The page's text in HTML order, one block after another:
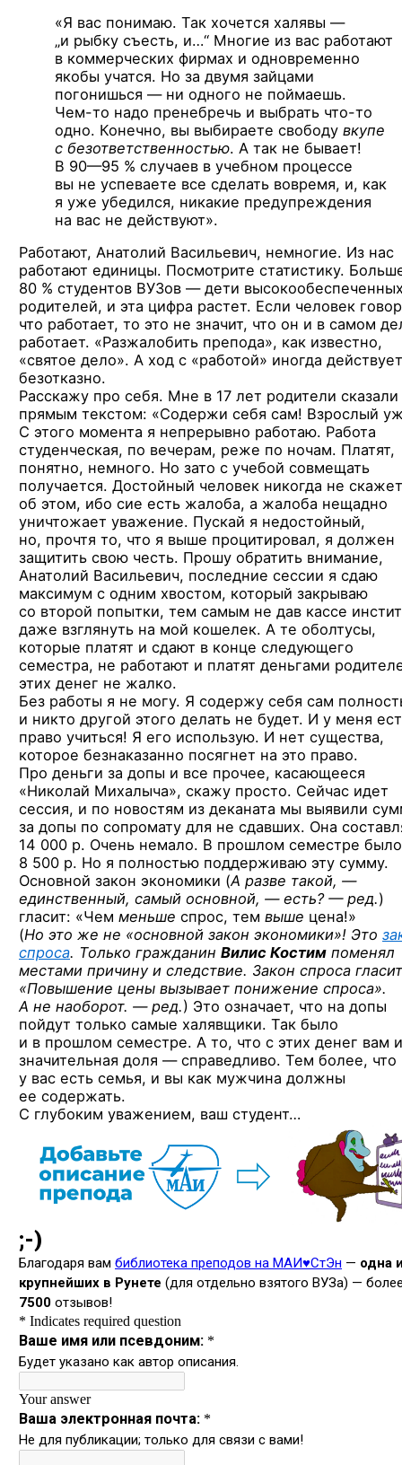
«Я вас понимаю. Так хочется халявы —
„и рыбку съесть, и…“ Многие из вас работают
в коммерческих фирмах и одновременно
якобы учатся. Но за двумя зайцами
погонишься — ни одного не поймаешь.
Чем-то надо пренебречь и выбрать что-то
одно. Конечно, вы выбираете свободу вкупе
с безответственностью. А так не бывает!
В 90—95 % случаев в учебном процессе
вы не успеваете все сделать вовремя, и, как
я уже убедился, никакие предупреждения
на вас не действуют».
Работают, Анатолий Васильевич, немногие. Из нас
работают единицы. Посмотрите статистику.
80 % студентов ВУЗов — дети
родителей, и эта цифра растет. Если человек
что работает, то это не значит, что он и в самом
работает. «Разжалобить препода», как известно,
«святое дело». А ход с «работой» иногда действует
безотказно.
Расскажу про себя. Мне в 17 лет родители сказали
прямым текстом: «Содержи себя сам! Взрослый
С этого момента я непрерывно работаю. Работа
студенческая, по вечерам, реже по ночам. Платят,
понятно, немного. Но зато с учебой совмещать
получается. Достойный человек никогда не скажет
об этом, ибо сие есть жалоба, а жалоба нещадно
уничтожает уважение. Пускай я недостойный,
но, прочтя то, что я выше процитировал, я должен
защитить свою честь. Прошу обратить внимание,
Анатолий Васильевич, последние сессии я сдаю
максимум с одним хвостом, который закрываю
со второй попытки, тем самым не дав кассе
даже взглянуть на мой кошелек. А те оболтусы,
которые платят и сдают в конце следующего
семестра, не работают и платят деньгами
этих денег не жалко.
Без работы я не могу. Я содержу себя сам
и никто другой этого делать не будет. И у меня
право учиться! Я его использую. И нет существа,
которое безнаказанно посягнет на это право.
Про деньги за допы и все прочее, касающееся
«Николай Михалыча», скажу просто. Сейчас идет
сессия, и по новостям из деканата мы выявили
за допы по сопромату для не сдавших. Она
14 000 р. Очень немало. В прошлом семестре было
8 500 р. Но я полностью поддерживаю эту сумму.
Основной закон экономики (А разве такой, —
единственный, самый основной, — есть? — ред.)
гласит: «Чем меньше спрос, тем выше цена!»
(Но это же не «основной закон экономики»! Это
спроса. Только гражданин Вилис Костим поменял
местами причину и следствие. Закон спроса
«Повышение цены вызывает понижение спроса».
А не наоборот. — ред.) Это означает, что на допы
пойдут только самые халявщики. Так было
и в прошлом семестре. А то, что с этих денег вам
значительная доля — справедливо. Тем более, что
у вас есть семья, и вы как мужчина должны
ее содержать.
С глубоким уважением, ваш студент…